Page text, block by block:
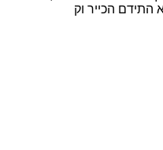
התידם הכייר וק